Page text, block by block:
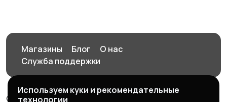
Магазины Блог
О нас
Служба поддержки
© 2026 Орен-АЙ - Авто | Недвижимость | Работа |
Используем куки и рекомендательные
технологии